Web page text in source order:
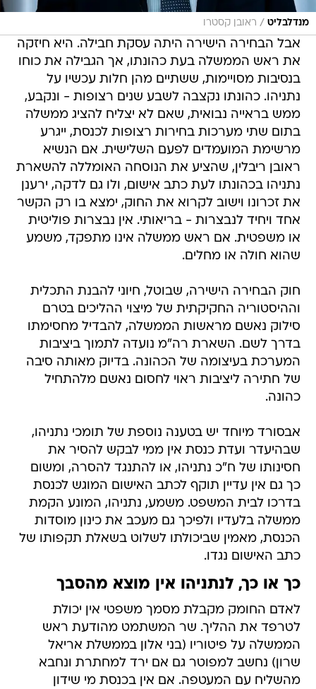
מנדלבליט / ראובן קסטרו
אבל הבחירה הישירה היתה עסקת חבילה. היא חיזקה
את ראש הממשלה בעת כהונתו, אך הגבילה את כוחו
בנסיבות מסויימות, ששתיים מהן חלות עכשיו על
נתניהו. כהונתו נקצבה לשבע שנים רצופות - ונקבע,
ממש בראייה נבואית, שאם לא יצליח להציג ממשלה
בתום שתי מערכות בחירות רצופות לכנסת, ייגרע
מרשימת המועמדים לפעם השלישית. אם הנשיא
ראובן ריבלין, שהציע את הנוסחה האומללה להשארת
נתניהו בכהונתו לעת כתב אישום, ולו גם לדקה, ירענן
את זכרונו וישוב לקרוא את החוק, ימצא בו רק הקשר
אחד ויחיד לנבצרות - בריאותי. אין נבצרות פוליטית
או משפטית. אם ראש ממשלה אינו מתפקד, משמע
שהוא חולה או מחלים.
חוק הבחירה הישירה, שבוטל, חיוני להבנת התכלית
וההיסטוריה החקיקתית של מיצוי ההליכים בטרם
סילוק נאשם מראשות הממשלה, להבדיל מחסימתו
בדרך לשם. השארת רה"מ נועדה לתמוך ביציבות
המערכת בעיצומה של הכהונה. בדיוק מאותה סיבה
של חתירה ליציבות ראוי לחסום נאשם מלהתחיל
כהונה.
אבסורד מיוחד יש בטענה נוספת של תומכי נתניהו,
שבהיעדר ועדת כנסת אין ממי לבקש להסיר את
חסינותו של ח"כ נתניהו, או להתנגד להסרה, ומשום
כך גם אין עדיין תוקף לכתב האישום המוגש לכנסת
בדרכו לבית המשפט. משמע, נתניהו, המונע הקמת
ממשלה בלעדיו ולפיכך גם מעכב את כינון מוסדות
הכנסת, מאמין שביכולתו לשלוט בשאלת תקפותו של
כתב האישום נגדו.
כך או כך, לנתניהו אין מוצא מהסבך
לאדם החומק מקבלת מסמך משפטי אין יכולת
לטרפד את ההליך. שר המשתמט מהודעת ראש
הממשלה על פיטוריו (בני אלון בממשלת אריאל
שרון) נחשב למפוטר גם אם ירד למחתרת ונחבא
מהשליח עם המעטפה. אם אין בכנסת מי שידון